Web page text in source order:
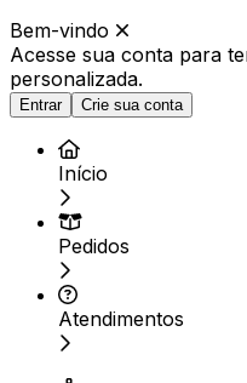
Bem-vindo
Acesse sua conta para
personalizada.
Entrar Crie sua conta
Início
Pedidos
Atendimentos